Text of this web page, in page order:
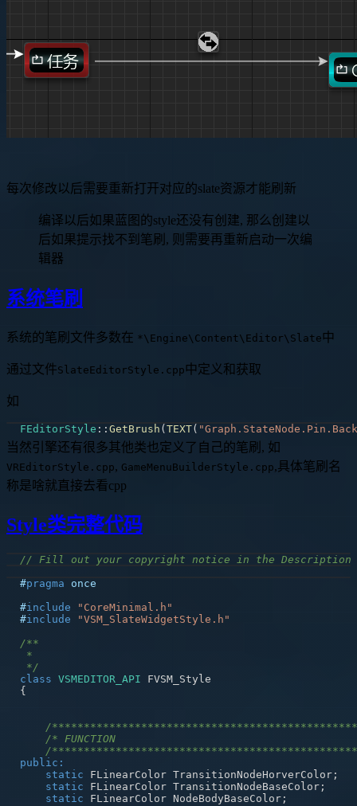
每次修改以后需要重新打开对应的slate资源才能刷新
编译以后如果蓝图的style还没有创建, 那么创建以
后如果提示找不到笔刷, 则需要再重新启动一次编
辑器
系统笔刷
系统的笔刷文件多数在 *\Engine\Content\Editor\Slate 中
通过文件SlateEditorStyle.cpp 中定义和获取
如
FEditorStyle :: GetBrush (TEXT(
当然引擎还有很多其他类也定义了自己的笔刷, 如
VREditorStyle.cpp, GameMenuBuilderStyle.cpp,具体笔刷名
称是啥就直接去看cpp
Style类完整代码
// Fill out your copyright notice in the Description
#pragma
once
#include
"CoreMinimal.h"
#include
"VSM_SlateWidgetStyle.h"
*/
class VSMEDITOR_API
{
/
/* FUNCTION
/
public :
static FLinearColor TransitionNodeHorverColor ;
static FLinearColor TransitionNodeBaseColor ;
static FLinearColor NodeBodyBaseColor ;